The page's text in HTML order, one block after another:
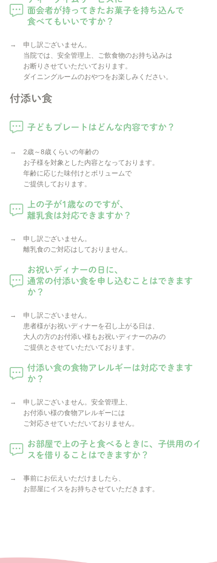
面会者が持ってきたお菓子を持ち込んで
食べてもいいですか？
→ 申し訳ございません。
当院では、安全管理上、ご飲食物のお持ち込みは
お断りさせていただいております。
ダイニングルームのおやつをお楽しみください。
付添い食
子どもプレートはどんな内容ですか？
→ 2歳～8歳くらいの年齢の
お子様を対象とした内容となっております。
年齢に応じた味付けとボリュームで
ご提供しております。
上の子が1歳なのですが、
離乳食は対応できますか？
→ 申し訳ございません。
離乳食のご対応はしておりません。
お祝いディナーの日に、
通常の付添い食を申し込むことはできます
か？
→ 申し訳ございません。
患者様がお祝いディナーを召し上がる日は、
大人の方のお付添い様もお祝いディナーのみの
ご提供とさせていただいております。
付添い食の食物アレルギーは対応できます
か？
→ 申し訳ございません。安全管理上、
お付添い様の食物アレルギーには
ご対応させていただいておりません。
お部屋で上の子と食べるときに、子供用のイ
スを借りることはできますか？
→ 事前にお伝えいただけましたら、
お部屋にイスをお持ちさせていただきます。